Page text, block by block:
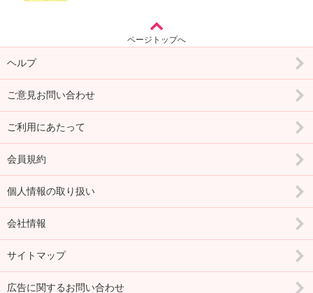
ページトップへ
ヘルプ
ご意見お問い合わせ
ご利用にあたって
会員規約
個人情報の取り扱い
会社情報
サイトマップ
広告に関するお問い合わせ